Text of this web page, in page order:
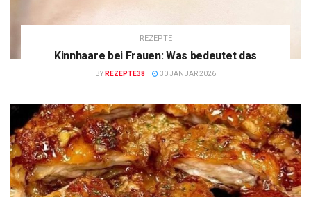
REZEPTE
Kinnhaare bei Frauen: Was bedeutet das
BY REZEPTE38 30 JANUAR 2026